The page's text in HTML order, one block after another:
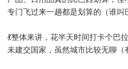
专门飞过来一趟都是划算的（谁叫
💃整体来讲，花半天时间打卡个巴
未建交国家，虽然城市比较无聊（